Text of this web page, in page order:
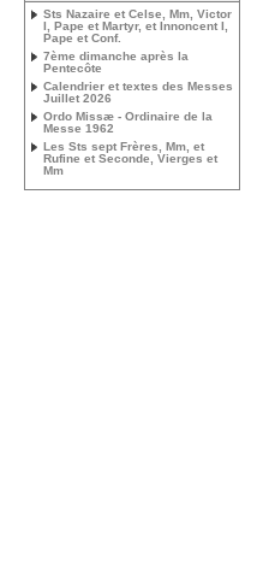
Sts Nazaire et Celse, Mm, Victor
I, Pape et Martyr, et Innoncent I,
Pape et Conf.
7ème dimanche après la
Pentecôte
Calendrier et textes des Messes
Juillet 2026
Ordo Missæ - Ordinaire de la
Messe 1962
Les Sts sept Frères, Mm, et
Rufine et Seconde, Vierges et
Mm